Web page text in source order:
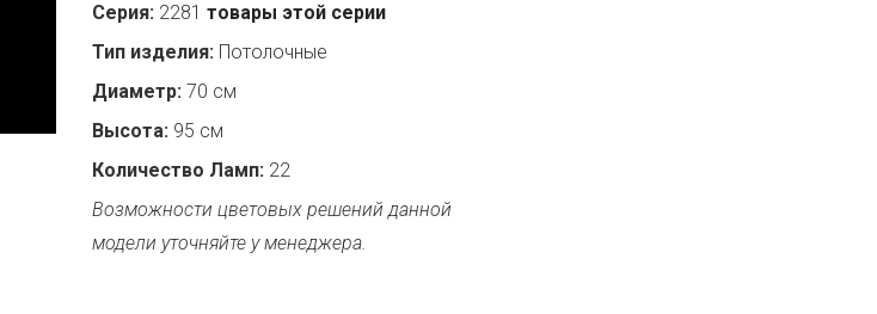
Серия: 2281 товары этой серии
Тип изделия: Потолочные
Диаметр: 70 см
Высота: 95 см
Количество Ламп: 22
Возможности цветовых решений данной
модели уточняйте у менеджера.